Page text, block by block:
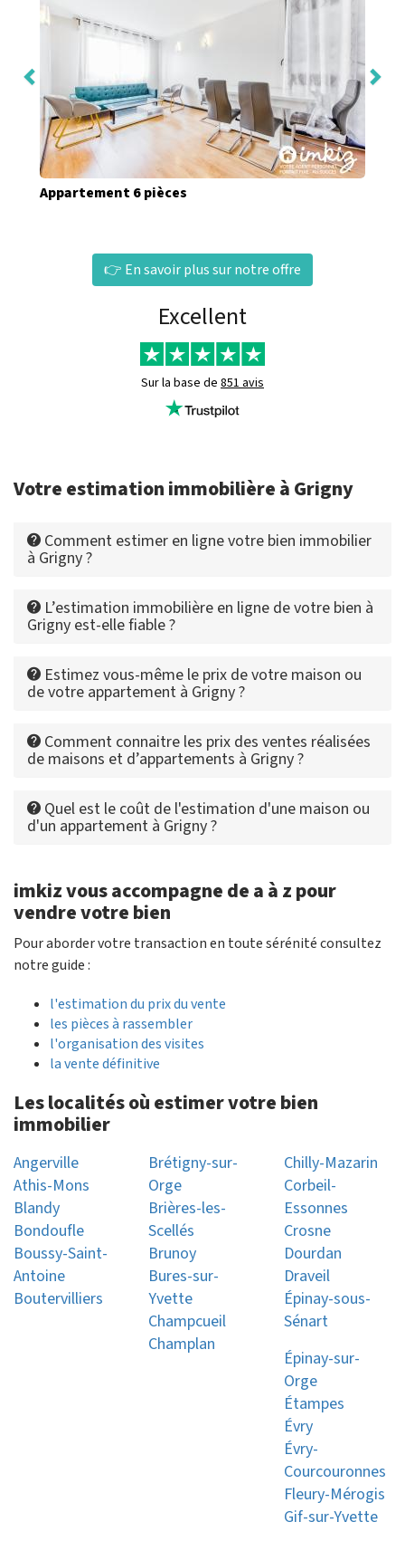
Appartement 6 pièces
👉 En savoir plus sur notre offre
Excellent
Sur la base de 851 avis
Votre estimation immobilière à Grigny
Comment estimer en ligne votre bien immobilier
à Grigny ?
L’estimation immobilière en ligne de votre bien à
Grigny est-elle fiable ?
Estimez vous-même le prix de votre maison ou
de votre appartement à Grigny ?
Comment connaitre les prix des ventes réalisées
de maisons et d’appartements à Grigny ?
Quel est le coût de l'estimation d'une maison ou
d'un appartement à Grigny ?
imkiz vous accompagne de a à z pour
vendre votre bien
Pour aborder votre transaction en toute sérénité consultez
notre guide :
l'estimation du prix du vente
les pièces à rassembler
l'organisation des visites
la vente définitive
Les localités où estimer votre bien
immobilier
Angerville
Athis-Mons
Blandy
Bondoufle
Boussy-Saint-
Antoine
Boutervilliers
Brétigny-sur-
Orge
Brières-les-
Scellés
Brunoy
Bures-sur-
Yvette
Champcueil
Champlan
Chilly-Mazarin
Corbeil-
Essonnes
Crosne
Dourdan
Draveil
Épinay-sous-
Sénart
Épinay-sur-
Orge
Étampes
Évry
Évry-
Courcouronnes
Fleury-Mérogis
Gif-sur-Yvette